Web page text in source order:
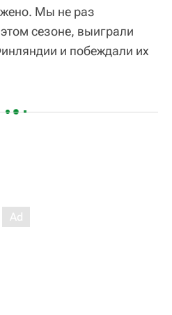
Мы не раз
сезоне, выиграли
и побеждали их